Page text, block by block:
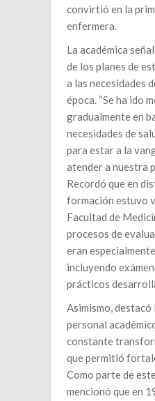
convirtió en la
enfermera.
La académica
de los planes de
a las necesidades
época. “Se ha ido
gradualmente en
necesidades de
para estar a la
atender a nuestra
Recordó que en
formación estuvo
Facultad de
procesos de
eran
incluyendo
prácticos
Asimismo,
personal
constante
que permitió
Como parte de
mencionó que en